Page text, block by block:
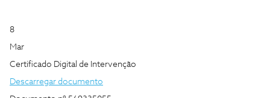
8
Mar
Certificado Digital de Intervenção
Descarregar documento